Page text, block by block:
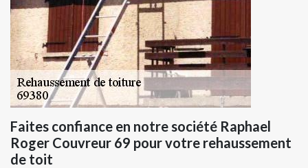
Faites confiance en notre société Raphael
Roger Couvreur 69 pour votre rehaussement
de toit